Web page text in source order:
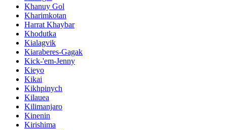
Khanuy Gol
Kharimkotan
Harrat Khaybar
Khodutka
Kialagvik
Kiaraberes-Gagak
Kick-'em-Jenny
Kieyo
Kikai
Kikhpinych
Kilauea
Kilimanjaro
Kinenin
Kirishima